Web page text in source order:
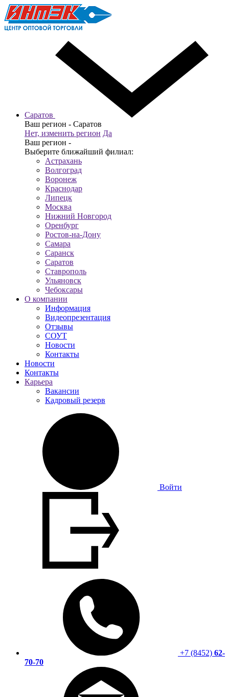
Саратов
Ваш регион - Саратов
Нет, изменить регион Да
Ваш регион -
Выберите ближайший филиал:
Астрахань
Волгоград
Воронеж
Краснодар
Липецк
Москва
Нижний Новгород
Оренбург
Ростов-на-Дону
Самара
Саранск
Саратов
Ставрополь
Ульяновск
Чебоксары
О компании
Информация
Видеопрезентация
Отзывы
СОУТ
Новости
Контакты
Новости
Контакты
Карьера
Вакансии
Кадровый резерв
Войти
+7 (8452) 62-
70-70